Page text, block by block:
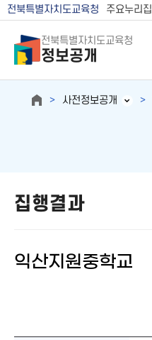
전북특별자치도교육청 주요누리집
전북특별자치도교육청
정보공개
사전정보공개
집행결과
익산지원중학교